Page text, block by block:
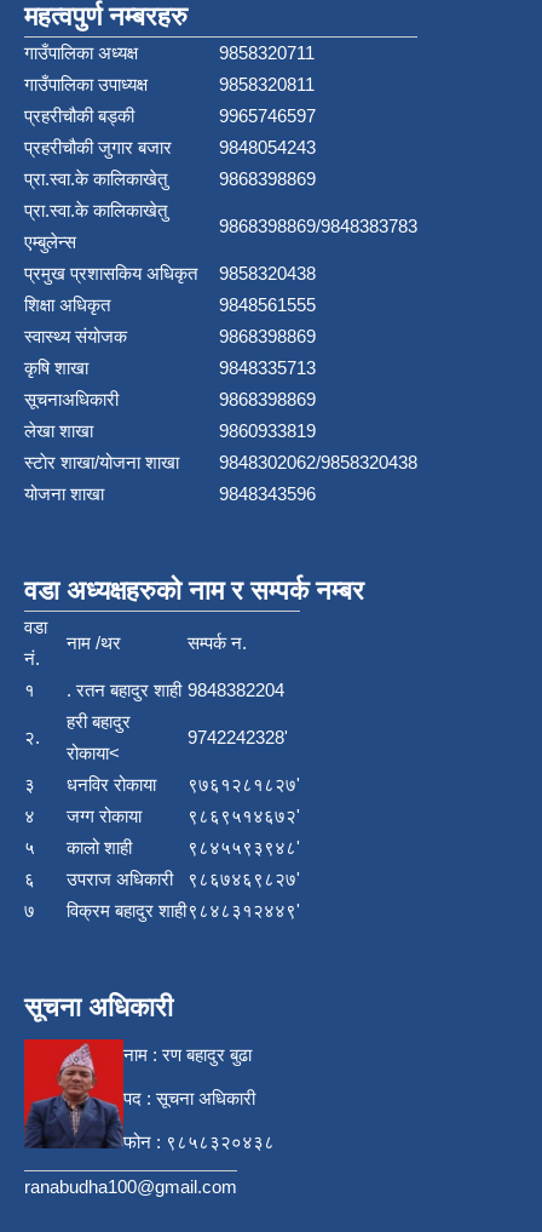
महत्वपुर्ण नम्बरहरु
गाउँपालिका अध्यक्ष
9858320711
गाउँपालिका उपाध्यक्ष
9858320811
प्रहरीचौकी बड्की
9965746597
प्रहरीचौकी जुगार बजार
9848054243
प्रा.स्वा.के कालिकाखेतु
9868398869
प्रा.स्वा.के कालिकाखेतु
एम्बुलेन्स
9868398869/9848383783
प्रमुख प्रशासकिय अधिकृत
9858320438
शिक्षा अधिकृत
9848561555
स्वास्थ्य संयोजक
9868398869
कृषि शाखा
9848335713
सूचनाअधिकारी
9868398869
लेखा शाखा
9860933819
स्टाेर शाखा/योजना शाखा
9848302062/9858320438
योजना शाखा
9848343596
वडा अध्यक्षहरुको नाम र सम्पर्क नम्बर
वडा
नं.
नाम /थर सम्पर्क न.
१ . रतन बहादुर शाही 9848382204
२.
हरी बहादुर
रोकाया<
9742242328'
३ धनविर रोकाया
९७६१२८१८२७'
४
जग्ग रोकाया
९८६९५१४६७२'
५
कालो शाही
९८४५५९३९४८'
६
उपराज अधिकारी
९८६७४६९८२७'
७
विक्रम बहादुर शाही९८४८३१२४४९'
सूचना अधिकारी
नाम : रण बहादुर बुढा
पद : सूचना अधिकारी
फोन : ९८५८३२०४३८
ranabudha100@gmail.com